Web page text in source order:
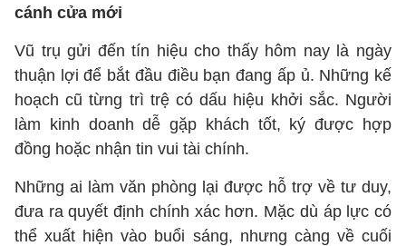
cánh cửa mới
Vũ trụ gửi đến tín hiệu cho thấy hôm nay là ngày
thuận lợi để bắt đầu điều bạn đang ấp ủ. Những kế
hoạch cũ từng trì trệ có dấu hiệu khởi sắc. Người
làm kinh doanh dễ gặp khách tốt, ký được hợp
đồng hoặc nhận tin vui tài chính.
Những ai làm văn phòng lại được hỗ trợ về tư duy,
đưa ra quyết định chính xác hơn. Mặc dù áp lực có
thể xuất hiện vào buổi sáng, nhưng càng về cuối